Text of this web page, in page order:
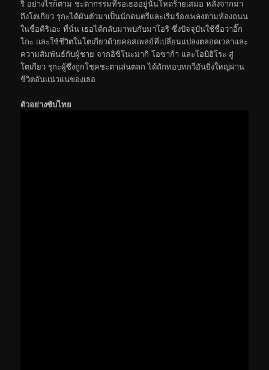
ริ อย่างไรก็ตาม ชะตากรรมที่รอเธออยู่นั้นโหดร้ายเสมอ หลังจากมา
ถึงโตเกียว รุกะได้ผันตัวมาเป็นนักดนตรีและเริ่มร้องเพลงตามท้องถนน
ในชื่อคิริเอะ ที่นั่น เธอได้กลับมาพบกับมาโอริ ซึ่งปัจจุบันใช้ชื่อว่าอิ๊ก
โกะ และใช้ชีวิตในโตเกียวด้วยคอสเพลย์ที่เปลี่ยนแปลงตลอดเวลาและ
ความสัมพันธ์กับผู้ชาย จากอิชิโนะมากิ โอซาก้า และโอบิฮิโระ สู่
โตเกียว รุกะผู้ซึ่งถูกโชคชะตาเล่นตลก ได้ถักทอบทกวีอันยิ่งใหญ่ผ่าน
ชีวิตอันแน่วแน่ของเธอ
ตัวอย่างซับไทย